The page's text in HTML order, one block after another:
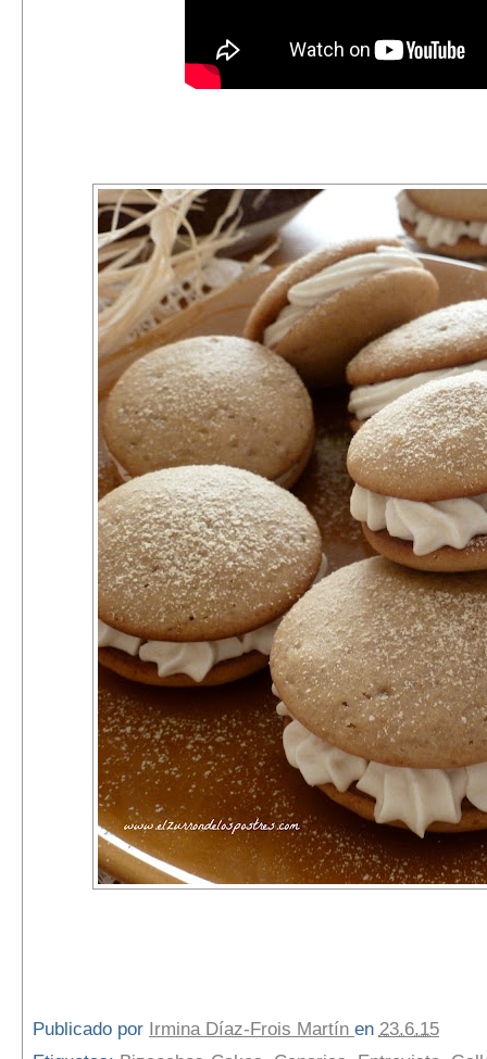
Publicado por Irmina Díaz-Frois Martín en 23.6.15